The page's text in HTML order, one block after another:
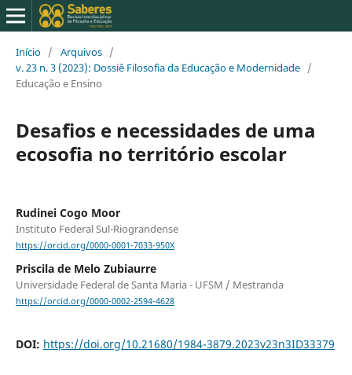
Início / Arquivos /
v. 23 n. 3 (2023): Dossiê Filosofia da Educação e Modernidade /
Educação e Ensino
Desafios e necessidades de uma
ecosofia no território escolar
Rudinei Cogo Moor
Instituto Federal Sul-Riograndense
https://orcid.org/0000-0001-7033-950X
Priscila de Melo Zubiaurre
Universidade Federal de Santa Maria - UFSM / Mestranda
https://orcid.org/0000-0002-2594-4628
DOI: https://doi.org/10.21680/1984-3879.2023v23n3ID33379